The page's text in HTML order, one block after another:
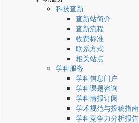
科技查新
查新站简介
查新流程
收费标准
联系方式
相关站点
学科服务
学科信息门户
学科课题咨询
学科情报订阅
学术规范与投稿指南
学科竞争力分析报告